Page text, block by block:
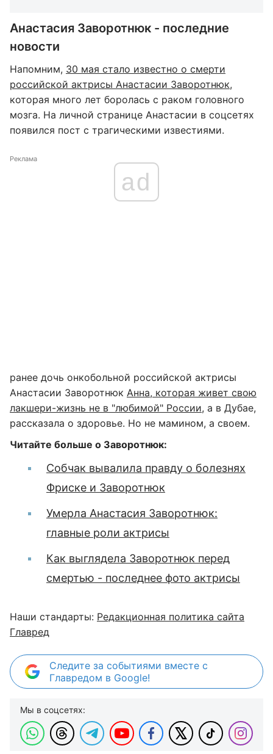
Анастасия Заворотнюк - последние
новости
Напомним, 30 мая стало известно о смерти
российской актрисы Анастасии Заворотнюк,
которая много лет боролась с раком головного
мозга. На личной странице Анастасии в соцсетях
появился пост с трагическими известиями.
Реклама
ad
ранее дочь онкобольной российской актрисы
Анастасии Заворотнюк Анна, которая живет свою
лакшери-жизнь не в "любимой" России, а в Дубае,
рассказала о здоровье. Но не мамином, а своем.
Читайте больше о Заворотнюк:
Собчак вывалила правду о болезнях
Фриске и Заворотнюк
Умерла Анастасия Заворотнюк:
главные роли актрисы
Как выглядела Заворотнюк перед
смертью - последнее фото актрисы
Наши стандарты: Редакционная политика сайта
Главред
Следите за событиями вместе с
Главредом в Google!
Мы в соцсетях: